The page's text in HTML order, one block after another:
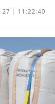
27 | 11:22:40